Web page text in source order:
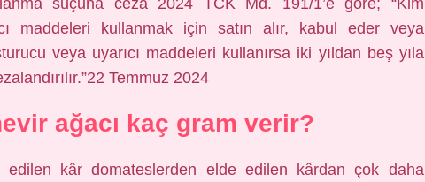
suçuna ceza 2024 TCK Md. 191/1’e göre; “Kim
maddeleri kullanmak için satın alır, kabul eder veya
veya uyarıcı maddeleri kullanırsa iki yıldan beş yıla
Temmuz 2024
ağacı kaç gram verir?
edilen kâr domateslerden elde edilen kârdan çok daha